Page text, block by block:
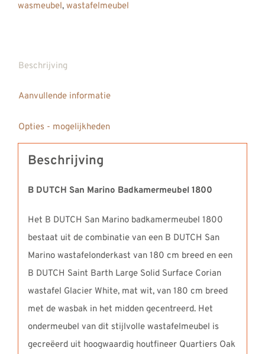
wasmeubel, wastafelmeubel
Beschrijving
Aanvullende informatie
Opties - mogelijkheden
Beschrijving
B DUTCH San Marino Badkamermeubel 1800
Het B DUTCH San Marino badkamermeubel 1800
bestaat uit de combinatie van een B DUTCH San
Marino wastafelonderkast van 180 cm breed en een
B DUTCH Saint Barth Large Solid Surface Corian
wastafel Glacier White, mat wit, van 180 cm breed
met de wasbak in het midden gecentreerd. Het
ondermeubel van dit stijlvolle wastafelmeubel is
gecreëerd uit hoogwaardig houtfineer Quartiers Oak